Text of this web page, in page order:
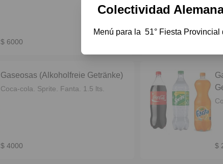
$ 6000
Gaseosas (Alkoholfreie Getränke)
Coca-cola. Sprite. Fanta. 1.5 lts.
$ 4000 $
Colectividad
Menú para la  51° Fiesta